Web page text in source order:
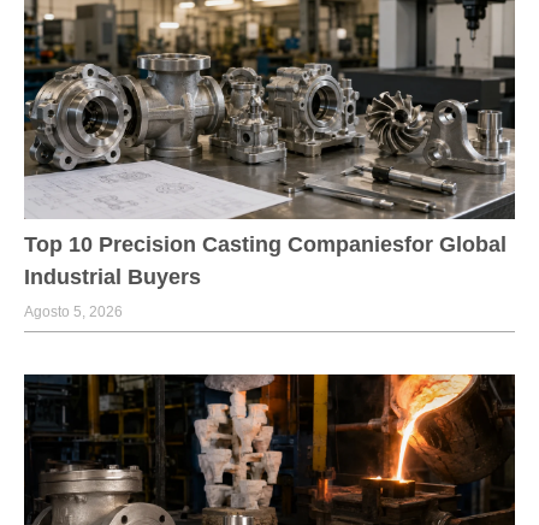
Top 10 Precision Casting Companiesfor Global
Industrial Buyers
Agosto 5, 2026